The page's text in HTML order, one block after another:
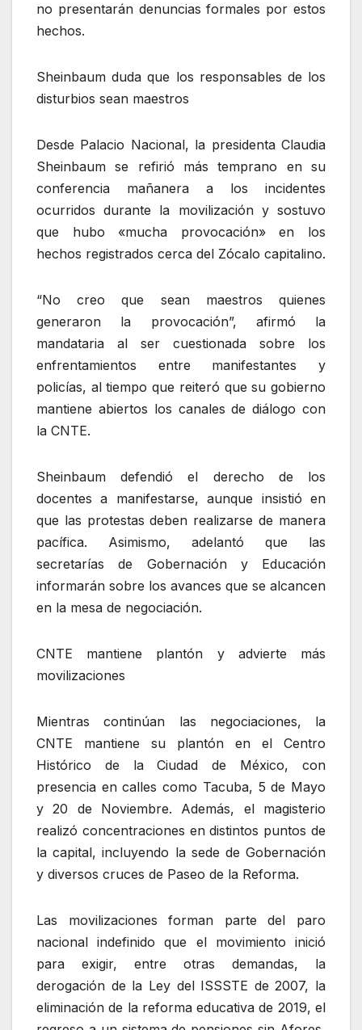
no presentarán denuncias formales por estos
hechos.
Sheinbaum duda que los responsables de los
disturbios sean maestros
Desde Palacio Nacional, la presidenta Claudia
Sheinbaum se refirió más temprano en su
conferencia mañanera a los incidentes
ocurridos durante la movilización y sostuvo
que hubo «mucha provocación» en los
hechos registrados cerca del Zócalo capitalino.
“No creo que sean maestros quienes
generaron la provocación”, afirmó la
mandataria al ser cuestionada sobre los
enfrentamientos entre manifestantes y
policías, al tiempo que reiteró que su gobierno
mantiene abiertos los canales de diálogo con
la CNTE.
Sheinbaum defendió el derecho de los
docentes a manifestarse, aunque insistió en
que las protestas deben realizarse de manera
pacífica. Asimismo, adelantó que las
secretarías de Gobernación y Educación
informarán sobre los avances que se alcancen
en la mesa de negociación.
CNTE mantiene plantón y advierte más
movilizaciones
Mientras continúan las negociaciones, la
CNTE mantiene su plantón en el Centro
Histórico de la Ciudad de México, con
presencia en calles como Tacuba, 5 de Mayo
y 20 de Noviembre. Además, el magisterio
realizó concentraciones en distintos puntos de
la capital, incluyendo la sede de Gobernación
y diversos cruces de Paseo de la Reforma.
Las movilizaciones forman parte del paro
nacional indefinido que el movimiento inició
para exigir, entre otras demandas, la
derogación de la Ley del ISSSTE de 2007, la
eliminación de la reforma educativa de 2019, el